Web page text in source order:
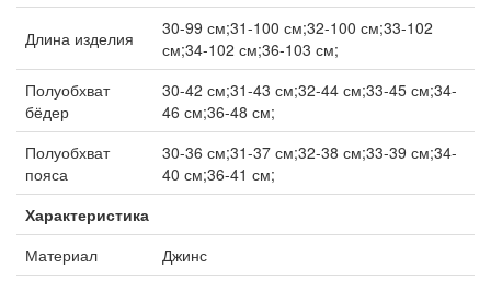
Длина изделия
30-99 см;31-100 см;32-100 см;33-102
см;34-102 см;36-103 см;
Полуобхват
бёдер
30-42 см;31-43 см;32-44 см;33-45 см;34-
46 см;36-48 см;
Полуобхват
пояса
30-36 см;31-37 см;32-38 см;33-39 см;34-
40 см;36-41 см;
Характеристика
Материал
Джинс